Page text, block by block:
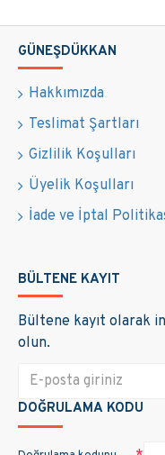
GÜNEŞDÜKKAN
Hakkımızda
Teslimat Şartları
Gizlilik Koşulları
Üyelik Koşulları
İade ve İptal
BÜLTENE KAYIT
Bültene kayıt olarak
olun.
DOĞRULAMA KODU